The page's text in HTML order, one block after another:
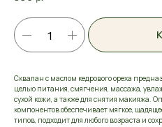
Сквалан с маслом кедрового ореха
целью питания, смягчения, массажа,
сухой кожи, а также для снятия макияжа.
компонентов обеспечивает мягкое,
типов, подходит для любого возраста и